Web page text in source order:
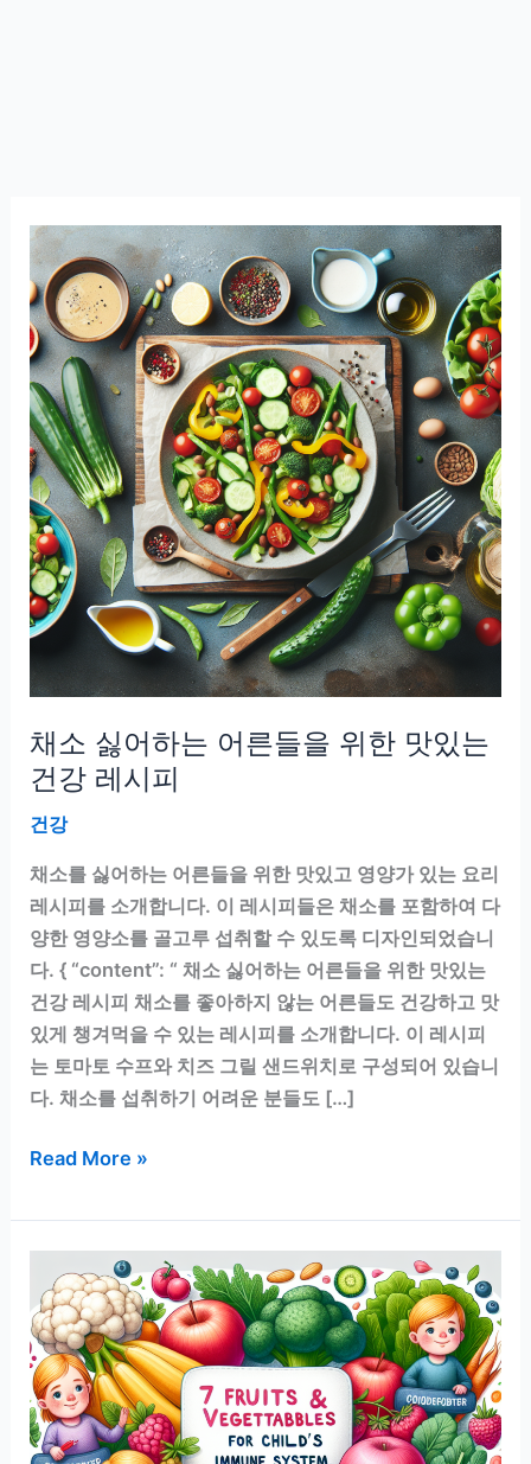
채소 싫어하는 어른들을 위한 맛있는
건강 레시피
건강
채소를 싫어하는 어른들을 위한 맛있고 영양가 있는 요리
레시피를 소개합니다. 이 레시피들은 채소를 포함하여 다
양한 영양소를 골고루 섭취할 수 있도록 디자인되었습니
다. { “content”: “ 채소 싫어하는 어른들을 위한 맛있는
건강 레시피 채소를 좋아하지 않는 어른들도 건강하고 맛
있게 챙겨먹을 수 있는 레시피를 소개합니다. 이 레시피
는 토마토 수프와 치즈 그릴 샌드위치로 구성되어 있습니
다. 채소를 섭취하기 어려운 분들도 […]
채
싫
어
하
는
어
른
들
을
Read More »